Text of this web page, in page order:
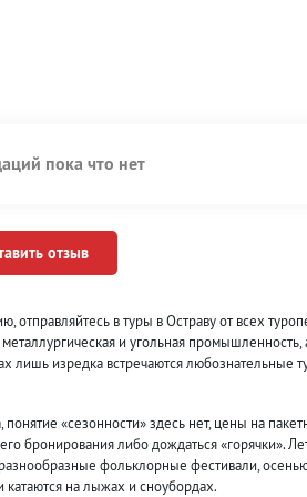
пока что нет
отзыв
в туры в Остраву от всех
и угольная промышленность,
лишь изредка встречаются любознательные
«сезонности» здесь нет, цены на
бронирования либо дождаться «горячки».
фольклорные фестивали,
катаются на лыжах и сноубордах.